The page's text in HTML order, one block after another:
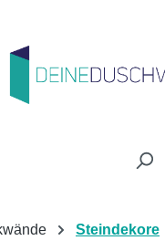
Steindekore